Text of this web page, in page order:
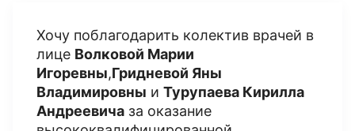
Хочу поблагодарить колектив врачей в
лице Волковой Марии
Игоревны,Гридневой Яны
Владимировны и Турупаева Кирилла
Андреевича за оказание